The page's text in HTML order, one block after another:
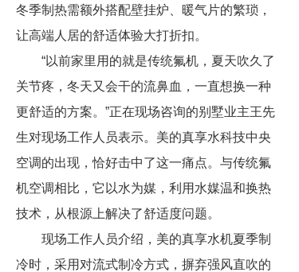
冬季制热需额外搭配壁挂炉、暖气片的繁琐，
让高端人居的舒适体验大打折扣。
“以前家里用的就是传统氟机，夏天吹久了
关节疼，冬天又会干的流鼻血，一直想换一种
更舒适的方案。”正在现场咨询的别墅业主王先
生对现场工作人员表示。美的真享水科技中央
空调的出现，恰好击中了这一痛点。与传统氟
机空调相比，它以水为媒，利用水媒温和换热
技术，从根源上解决了舒适度问题。
现场工作人员介绍，美的真享水机夏季制
冷时，采用对流式制冷方式，摒弃强风直吹的